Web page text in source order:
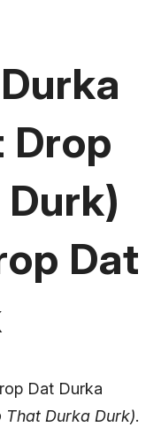
Drop
Dat
Dat Durka
That Durka Durk).